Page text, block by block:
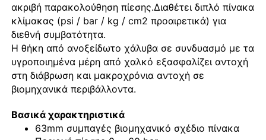
Ζητήστε ένα απόσπασμα
Δοκιμαστή πίεσης από ανοξείδωτο χάλυβα
ανθεκτικό στο χτύπημα μετρητή πίεσης
Μετρητής θερμοκρασίας και πίεσης
ακριβή παρακολούθηση πίεσης.Διαθέτει διπλό πίνακα
κλίμακας (psi / bar / kg / cm2 προαιρετικά) για
διεθνή συμβατότητα.
Η θήκη από ανοξείδωτο χάλυβα σε συνδυασμό με τα
υγροποιημένα μέρη από χαλκό εξασφαλίζει αντοχή
στη διάβρωση και μακροχρόνια αντοχή σε
βιομηχανικά περιβάλλοντα.
Βασικά χαρακτηριστικά
63mm συμπαγές βιομηχανικό σχέδιο πίνακα